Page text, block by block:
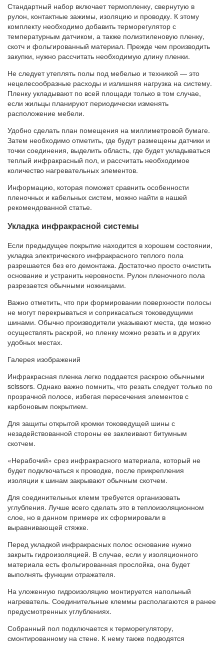
Стандартный набор включает термопленку, свернутую в
рулон, контактные зажимы, изоляцию и проводку. К этому
комплекту необходимо добавить терморегулятор с
температурным датчиком, а также полиэтиленовую пленку,
скотч и фольгированный материал. Прежде чем производить
закупки, нужно рассчитать необходимую длину пленки.
Не следует утеплять полы под мебелью и техникой — это
нецелесообразные расходы и излишняя нагрузка на систему.
Пленку укладывают по всей площади только в том случае,
если жильцы планируют периодически изменять
расположение мебели.
Удобно сделать план помещения на миллиметровой бумаге.
Затем необходимо отметить, где будут размещены датчики и
точки соединения, выделить область, где будет укладываться
теплый инфракрасный пол, и рассчитать необходимое
количество нагревательных элементов.
Информацию, которая поможет сравнить особенности
пленочных и кабельных систем, можно найти в нашей
рекомендованной статье.
Укладка инфракрасной системы
Если предыдущее покрытие находится в хорошем состоянии,
укладка электрического инфракрасного теплого пола
разрешается без его демонтажа. Достаточно просто очистить
основание и устранить неровности. Рулон пленочного пола
разрезается обычными ножницами.
Важно отметить, что при формировании поверхности полосы
не могут перекрываться и соприкасаться токоведущими
шинами. Обычно производители указывают места, где можно
осуществлять раскрой, но пленку можно резать и в других
удобных местах.
Галерея изображений
Инфракрасная пленка легко поддается раскрою обычными
scissors. Однако важно помнить, что резать следует только по
прозрачной полосе, избегая пересечения элементов с
карбоновым покрытием.
Для защиты открытой кромки токоведущей шины с
незадействованной стороны ее заклеивают битумным
скотчем.
«Нерабочий» срез инфракрасного материала, который не
будет подключаться к проводке, после прикрепления
изоляции к шинам закрывают обычным скотчем.
Для соединительных клемм требуется организовать
углубления. Лучше всего сделать это в теплоизоляционном
слое, но в данном примере их сформировали в
выравнивающей стяжке.
Перед укладкой инфракрасных полос основание нужно
закрыть гидроизоляцией. В случае, если у изоляционного
материала есть фольгированная прослойка, она будет
выполнять функции отражателя.
На уложенную гидроизоляцию монтируется напольный
нагреватель. Соединительные клеммы располагаются в ранее
предусмотренных углублениях.
Собранный пол подключается к терморегулятору,
смонтированному на стене. К нему также подводятся